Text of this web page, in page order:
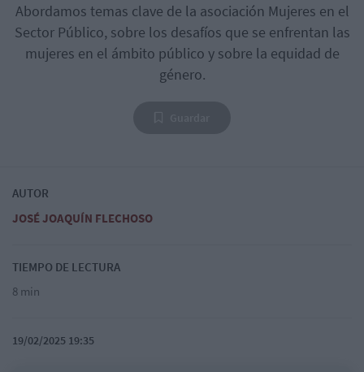
Abordamos temas clave de la asociación Mujeres en el
Sector Público, sobre los desafíos que se enfrentan las
mujeres en el ámbito público y sobre la equidad de
género.
AUTOR
JOSÉ JOAQUÍN FLECHOSO
TIEMPO DE LECTURA
8 min
19/02/2025 19:35